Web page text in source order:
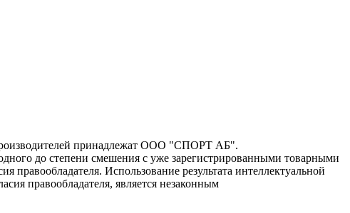
принадлежат ООО "СПОРТ АБ".
до степени смешения с уже зарегистрированными товарными
Использование результата интеллектуальной
правообладателя, является незаконным